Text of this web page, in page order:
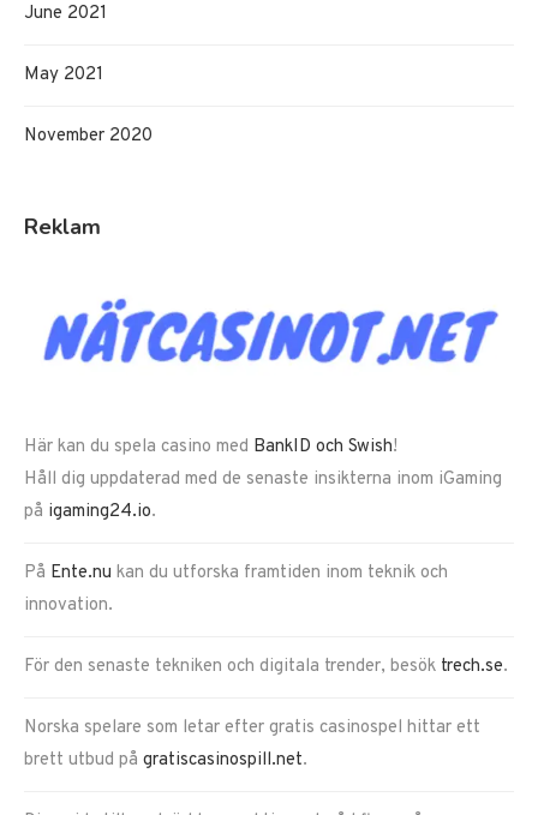
June 2021
May 2021
November 2020
Reklam
Här kan du spela casino med BankID och Swish!
Håll dig uppdaterad med de senaste insikterna inom iGaming
på igaming24.io.
På Ente.nu kan du utforska framtiden inom teknik och
innovation.
För den senaste tekniken och digitala trender, besök trech.se.
Norska spelare som letar efter gratis casinospel hittar ett
brett utbud på gratiscasinospill.net.